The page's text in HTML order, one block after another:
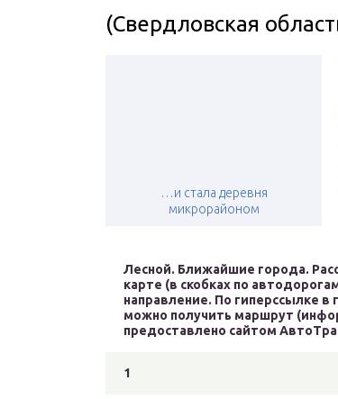
(Свердловская
…и стала деревня
микрорайоном
Лесной. Ближайшие города.
карте (в скобках по
направление. По гиперссылке в
можно получить маршрут
предоставлено сайтом
1